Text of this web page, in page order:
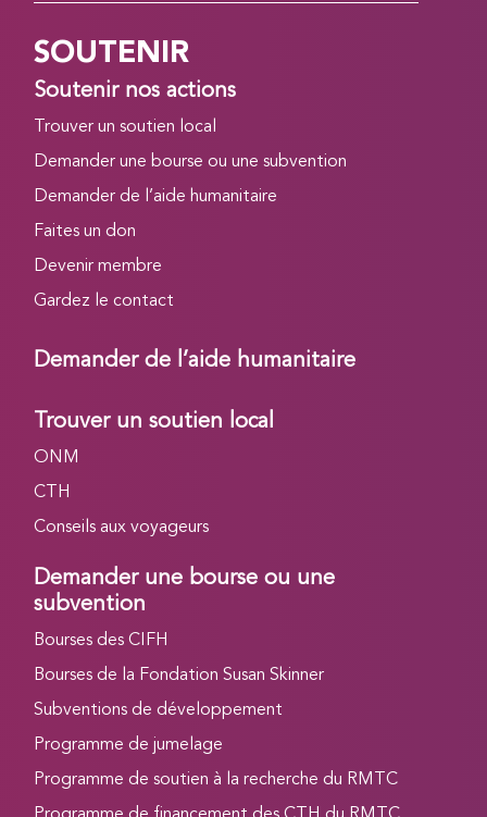
SOUTENIR
Soutenir nos actions
Trouver un soutien local
Demander une bourse ou une subvention
Demander de l’aide humanitaire
Faites un don
Devenir membre
Gardez le contact
Demander de l’aide humanitaire
Trouver un soutien local
ONM
CTH
Conseils aux voyageurs
Demander une bourse ou une
subvention
Bourses des CIFH
Bourses de la Fondation Susan Skinner
Subventions de développement
Programme de jumelage
Programme de soutien à la recherche du RMTC